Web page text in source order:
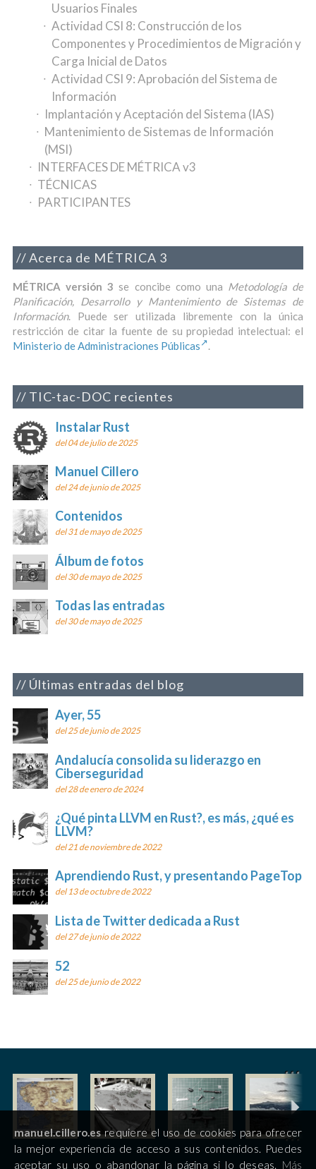
Usuarios Finales
Actividad CSI 8: Construcción de los
Componentes y Procedimientos de Migración y
Carga Inicial de Datos
Actividad CSI 9: Aprobación del Sistema de
Información
Implantación y Aceptación del Sistema (IAS)
Mantenimiento de Sistemas de Información
(MSI)
INTERFACES DE MÉTRICA v3
TÉCNICAS
PARTICIPANTES
Acerca de MÉTRICA 3
MÉTRICA versión 3 se concibe como una Metodología de
Planificación, Desarrollo y Mantenimiento de Sistemas de
Información. Puede ser utilizada libremente con la única
restricción de citar la fuente de su propiedad intelectual: el
Ministerio de Administraciones Públicas
.
TIC-tac-DOC recientes
Instalar Rust
del 04 de julio de 2025
Manuel Cillero
del 24 de junio de 2025
Contenidos
del 31 de mayo de 2025
Álbum de fotos
del 30 de mayo de 2025
Todas las entradas
del 30 de mayo de 2025
Últimas entradas del blog
Ayer, 55
del 25 de junio de 2025
Andalucía consolida su liderazgo en
Ciberseguridad
del 28 de enero de 2024
¿Qué pinta LLVM en Rust?, es más, ¿qué es
LLVM?
del 21 de noviembre de 2022
Aprendiendo Rust, y presentando PageTop
del 13 de octubre de 2022
Lista de Twitter dedicada a Rust
del 27 de junio de 2022
52
del 25 de junio de 2022
manuel.cillero.esrequiere el uso de cookies para ofrecer
la mejor experiencia de acceso a sus contenidos. Puedes
aceptar su uso o abandonar la página si lo deseas. Más